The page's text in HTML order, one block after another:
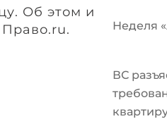
Об этом и
Неделя
ВС